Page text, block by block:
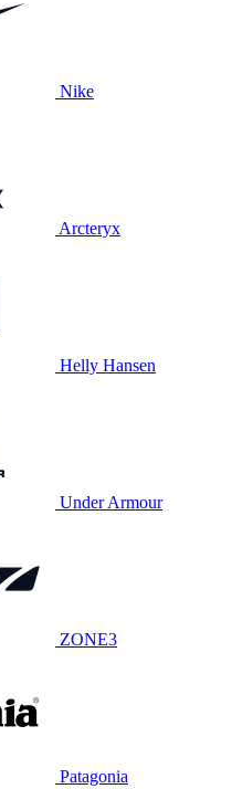
Nike
Arcteryx
Helly Hansen
Under Armour
ZONE3
Patagonia